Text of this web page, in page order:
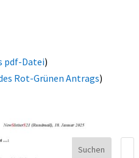
pdf-Datei)
Rot-Grünen Antrags)
Suchen